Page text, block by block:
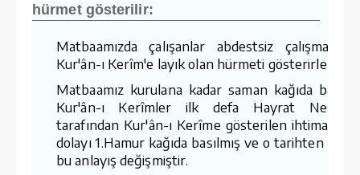
hürmet gösterilir:
Matbaamızda çalışanlar abdestsiz çalışmaz
Kur'ân-ı Kerîm'e layık olan hürmeti gösterirler.
Matbaamız kurulana kadar saman kağıda
Kur'ân-ı Kerîmler ilk defa Hayrat
tarafından Kur'ân-ı Kerîme gösterilen
dolayı 1.Hamur kağıda basılmış ve o tarihten
bu anlayış değişmiştir.